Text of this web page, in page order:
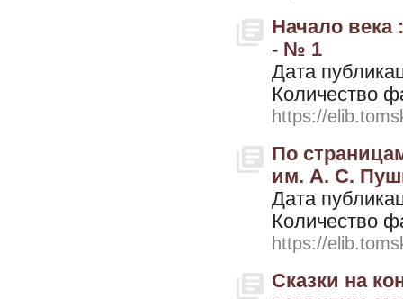
Начало века
- № 1
Дата
Количество
https://
По
им. А. С.
Дата
Количество
https://
Сказки на